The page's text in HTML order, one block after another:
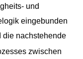
und
eingebunden
die nachstehende
zwischen